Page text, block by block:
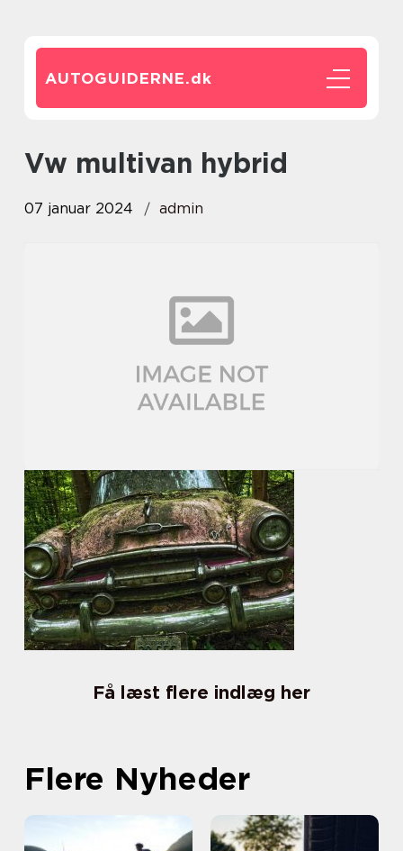
AUTOGUIDERNE.dk
vw multivan hybrid
07 januar 2024 admin
Få læst flere indlæg her
Flere Nyheder